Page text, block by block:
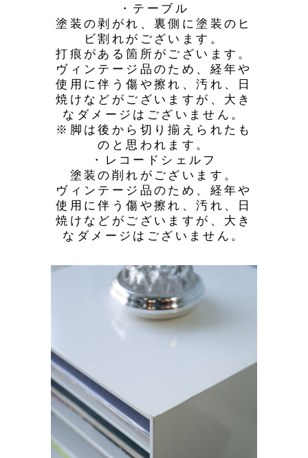
・テーブル
塗装の剥がれ、裏側に塗装のヒ
ビ割れがございます。
打痕がある箇所がございます。
ヴィンテージ品のため、経年や
使用に伴う傷や擦れ、汚れ、日
焼けなどがございますが、大き
なダメージはございません。
※脚は後から切り揃えられたも
のと思われます。
・レコードシェルフ
塗装の削れがございます。
ヴィンテージ品のため、経年や
使用に伴う傷や擦れ、汚れ、日
焼けなどがございますが、大き
なダメージはございません。